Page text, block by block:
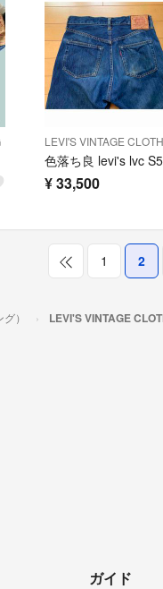
LEVI'S VINTAGE
¥33,500
1 2
） LEVI'S VINTAGE
ガイド